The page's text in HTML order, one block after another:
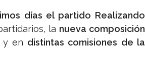
días el partido Realizando
la nueva composición
y en distintas comisiones de la